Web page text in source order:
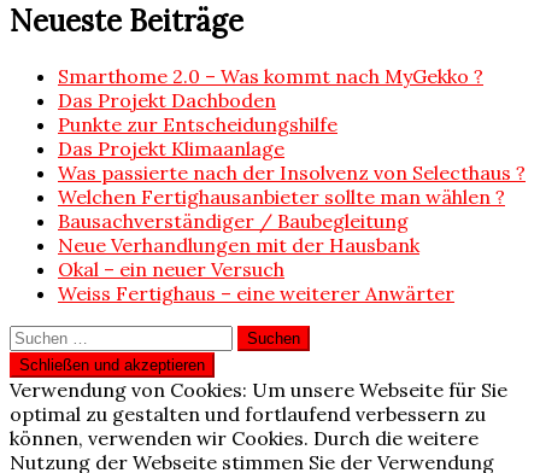
Neueste Beiträge
Smarthome 2.0 – Was kommt nach MyGekko ?
Das Projekt Dachboden
Punkte zur Entscheidungshilfe
Das Projekt Klimaanlage
Was passierte nach der Insolvenz von Selecthaus ?
Welchen Fertighausanbieter sollte man wählen ?
Bausachverständiger / Baubegleitung
Neue Verhandlungen mit der Hausbank
Okal – ein neuer Versuch
Weiss Fertighaus – eine weiterer Anwärter
Suchen
nach:
Verwendung von Cookies: Um unsere Webseite für Sie
optimal zu gestalten und fortlaufend verbessern zu
können, verwenden wir Cookies. Durch die weitere
Nutzung der Webseite stimmen Sie der Verwendung